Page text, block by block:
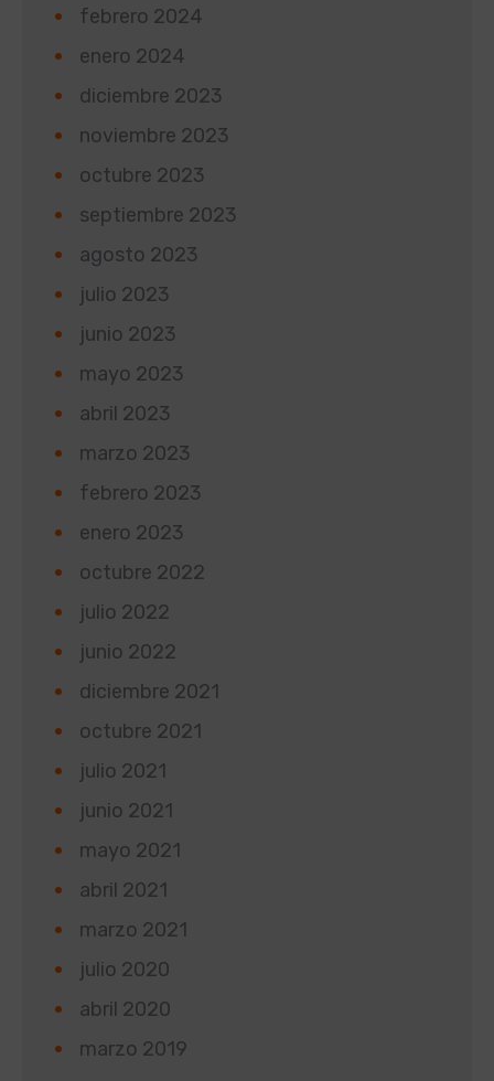
febrero 2024
enero 2024
diciembre 2023
noviembre 2023
octubre 2023
septiembre 2023
agosto 2023
julio 2023
junio 2023
mayo 2023
abril 2023
marzo 2023
febrero 2023
enero 2023
octubre 2022
julio 2022
junio 2022
diciembre 2021
octubre 2021
julio 2021
junio 2021
mayo 2021
abril 2021
marzo 2021
julio 2020
abril 2020
marzo 2019